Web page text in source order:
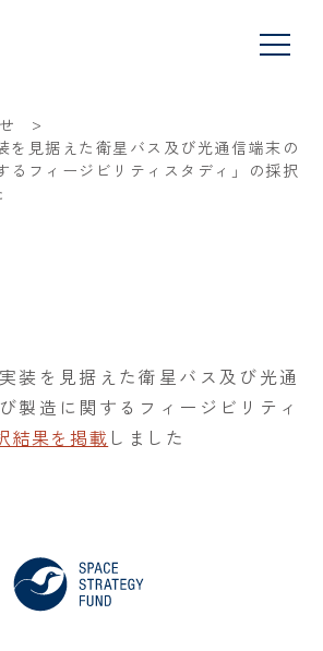
>
を見据えた衛星バス及び光通信端末の
るフィージビリティスタディ」の採択
装を見据えた衛星バス及び光通
製造に関するフィージビリティ
結果を掲載 しました